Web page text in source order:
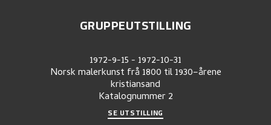
GRUPPEUTSTILLING
1972-9-15- 1972-10-31
Norsk malerkunst frå 1800 til 1930–årene
kristiansand
Katalognummer 2
SE UTSTILLING